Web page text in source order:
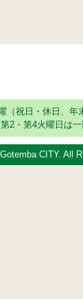
（祝日・休日、年
2・第4火曜日は
CITY. All